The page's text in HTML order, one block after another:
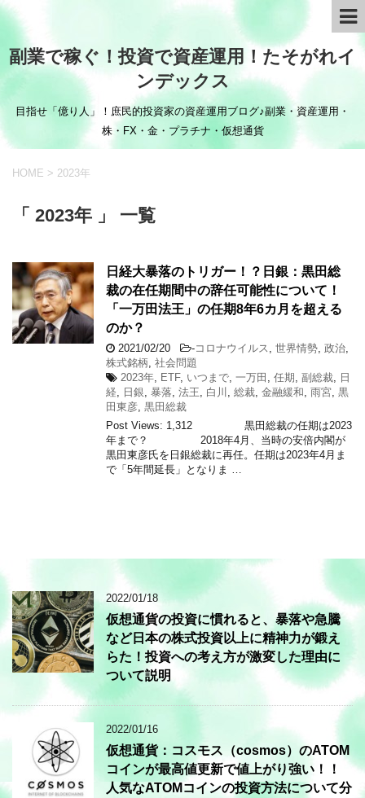
副業で稼ぐ！投資で資産運用！たそがれイ
ンデックス
目指せ「億り人」！庶民的投資家の資産運用ブログ♪副業・資産運用・
株・FX・金・プラチナ・仮想通貨
HOME > 2023年
「 2023年 」 一覧
日経大暴落のトリガー！？日銀：黒田総
裁の在任期間中の辞任可能性について！
「一万田法王」の任期8年6カ月を超える
のか？
2021/02/20 -コロナウイルス 世界情勢 政治
株式銘柄 社会問題
2023年 ETF, いつまで 一万田 任期 副総裁
日
経
日銀 暴落 法王 白川 総裁 金融緩和 雨宮 黒
田東彦 黒田総裁
Post Views: 1,312 黒田総裁の任期は2023
年まで？ 2018年4月、当時の安倍内閣が
黒田東彦氏を日銀総裁に再任。任期は2023年4月ま
で「5年間延長」となりま …
2022/01/18
仮想通貨の投資に慣れると、暴落や急騰
など日本の株式投資以上に精神力が鍛え
らた！投資への考え方が激変した理由に
ついて説明
2022/01/16
仮想通貨：コスモス（cosmos）のATOM
コインが最高値更新で値上がり強い！！
人気なATOMコインの投資方法について分